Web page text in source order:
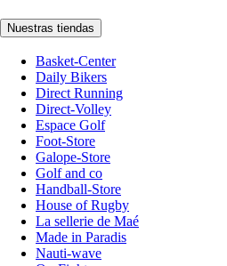
Nuestras tiendas
Basket-Center
Daily Bikers
Direct Running
Direct-Volley
Espace Golf
Foot-Store
Galope-Store
Golf and co
Handball-Store
House of Rugby
La sellerie de Maé
Made in Paradis
Nauti-wave